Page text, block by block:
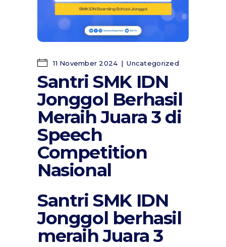
11 November 2024 Uncategorized
Santri SMK IDN
Jonggol Berhasil
Meraih Juara 3 di
Speech
Competition
Nasional
Santri SMK IDN
Jonggol berhasil
meraih Juara 3